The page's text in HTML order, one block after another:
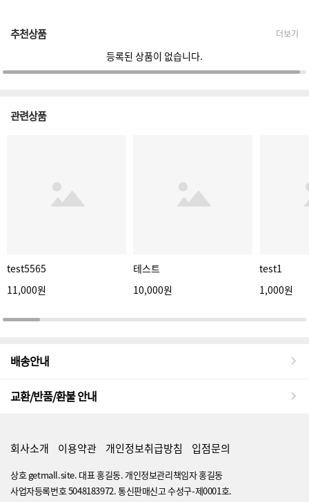
추천상품 더보기
등록된 상품이 없습니다.
관련상품
test5565
11,000원
테스트
10,000원
test1
1,000원
배송안내
교환/반품/환불 안내
회사소개 이용약관 개인정보취급방침 입점문의
상호 getmall.site. 대표 홍길동. 개인정보관리책임자 홍길동
사업자등록번호 5048183972. 통신판매신고 수성구-제0001호.